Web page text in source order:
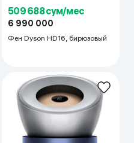
509 688 сум/мес
6 990 000
Фен Dyson HD16, бирюзовый